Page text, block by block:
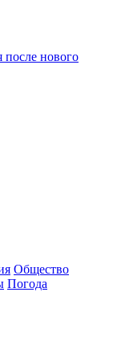
нового
Общество
Погода